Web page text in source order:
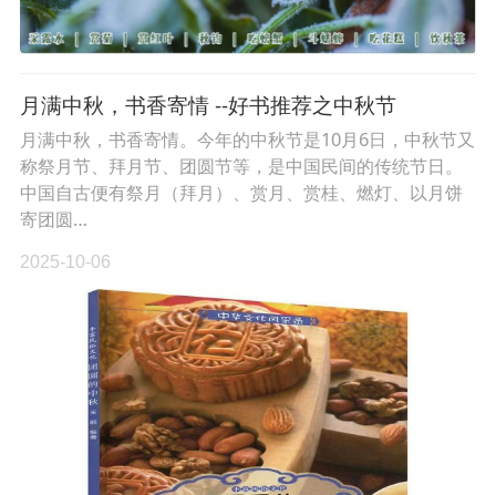
月满中秋，书香寄情 --好书推荐之中秋节
月满中秋，书香寄情。今年的中秋节是10月6日，中秋节又
称祭月节、拜月节、团圆节等，是中国民间的传统节日。
中国自古便有祭月（拜月）、赏月、赏桂、燃灯、以月饼
寄团圆…
2025-10-06